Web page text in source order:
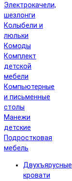
Электрокачели,
шезлонги
Колыбели и
люльки
Комоды
Комплект
детской
мебели
Компьютерные
и письменные
столы
Манежи
детские
Подростковая
мебель
Двухъярусные
кровати